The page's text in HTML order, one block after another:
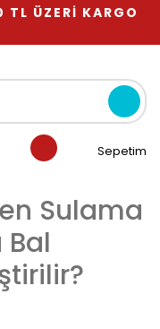
TL ÜZERİ KARGO
Sepetim
Sulama
Bal